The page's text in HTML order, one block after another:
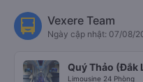
Vexere Team
Ngày cập nhật: 07/08/
Quý Thảo (Đắk
Limousine 24 Phòng